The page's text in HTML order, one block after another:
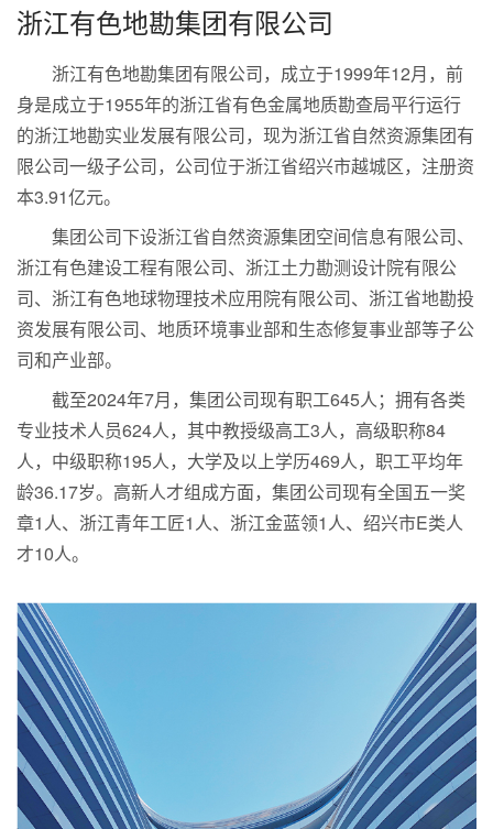
浙江有色地勘集团有限公司
浙江有色地勘集团有限公司，成立于1999年12月，前
身是成立于1955年的浙江省有色金属地质勘查局平行运行
的浙江地勘实业发展有限公司，现为浙江省自然资源集团有
限公司一级子公司，公司位于浙江省绍兴市越城区，注册资
本3.91亿元。
集团公司下设浙江省自然资源集团空间信息有限公司、
浙江有色建设工程有限公司、浙江土力勘测设计院有限公
司、浙江有色地球物理技术应用院有限公司、浙江省地勘投
资发展有限公司、地质环境事业部和生态修复事业部等子公
司和产业部。
截至2024年7月，集团公司现有职工645人；拥有各类
专业技术人员624人，其中教授级高工3人，高级职称84
人，中级职称195人，大学及以上学历469人，职工平均年
龄36.17岁。高新人才组成方面，集团公司现有全国五一奖
章1人、浙江青年工匠1人、浙江金蓝领1人、绍兴市E类人
才10人。